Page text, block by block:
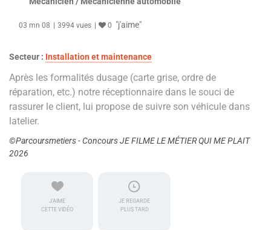
03 mn 08 3994 vues 0 "j'aime"
Secteur : Installation et maintenance
Après les formalités dusage (carte grise, ordre de
réparation, etc.) notre réceptionnaire dans le souci de
rassurer le client, lui propose de suivre son véhicule dans
latelier.
©Parcoursmetiers - Concours JE FILME LE MÉTIER QUI ME PLAIT
2026
J'AIME
CETTE VIDÉO
JE REGARDE
PLUS TARD